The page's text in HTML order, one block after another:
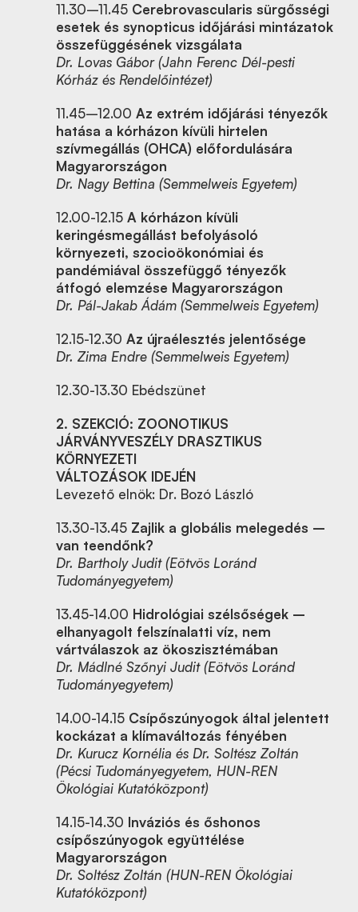
11.30–11.45 Cerebrovascularis sürgősségi
esetek és synopticus időjárási mintázatok
összefüggésének vizsgálata
Dr. Lovas Gábor (Jahn Ferenc Dél-pesti
Kórház és Rendelőintézet)
11.45–12.00 Az extrém időjárási tényezők
hatása a kórházon kívüli hirtelen
szívmegállás (OHCA) előfordulására
Magyarországon
Dr. Nagy Bettina (Semmelweis Egyetem)
12.00-12.15 A kórházon kívüli
keringésmegállást befolyásoló
környezeti, szocioökonómiai és
pandémiával összefüggő tényezők
átfogó elemzése Magyarországon
Dr. Pál-Jakab Ádám (Semmelweis Egyetem)
12.15-12.30 Az újraélesztés jelentősége
Dr. Zima Endre (Semmelweis Egyetem)
12.30-13.30 Ebédszünet
2. SZEKCIÓ: ZOONOTIKUS
JÁRVÁNYVESZÉLY DRASZTIKUS
KÖRNYEZETI
VÁLTOZÁSOK IDEJÉN
Levezető elnök: Dr. Bozó László
13.30-13.45 Zajlik a globális melegedés –
van teendőnk?
Dr. Bartholy Judit (Eötvös Loránd
Tudományegyetem)
13.45-14.00 Hidrológiai szélsőségek –
elhanyagolt felszínalatti víz, nem
vártválaszok az ökoszisztémában
Dr. Mádlné Szőnyi Judit (Eötvös Loránd
Tudományegyetem)
14.00-14.15 Csípőszúnyogok által jelentett
kockázat a klímaváltozás fényében
Dr. Kurucz Kornélia és Dr. Soltész Zoltán
(Pécsi Tudományegyetem, HUN-REN
Ökológiai Kutatóközpont)
14.15-14.30 Inváziós és őshonos
csípőszúnyogok együttélése
Magyarországon
Dr. Soltész Zoltán (HUN-REN Ökológiai
Kutatóközpont)